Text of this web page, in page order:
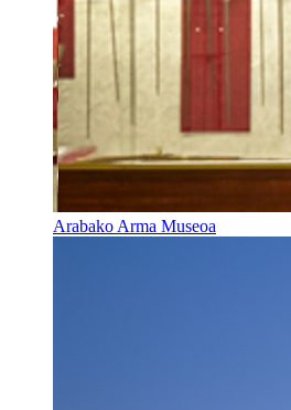
Arabako Arma Museoa